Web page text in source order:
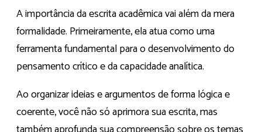
A importância da escrita acadêmica vai além da mera
formalidade. Primeiramente, ela atua como uma
ferramenta fundamental para o desenvolvimento do
pensamento crítico e da capacidade analítica.
Ao organizar ideias e argumentos de forma lógica e
coerente, você não só aprimora sua escrita, mas